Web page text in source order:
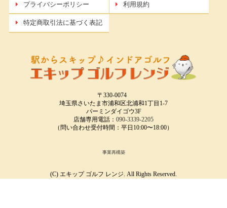
〒330-0074
埼玉県さいたま市浦和区北浦和1丁目1-7
パーミンダイゴウ3F
店舗専用電話： 090-3339-2205
（問い合わせ受付時間：平日10:00〜18:00）
事業再構築
プライバシーポリシー 利用規約
特定商取引法に基づく表記
(C) エキップ ゴルフ レンジ. All Rights Reserved.